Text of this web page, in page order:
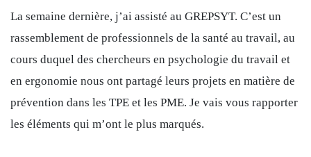
La semaine dernière, j’ai assisté au GREPSYT. C’est un
rassemblement de professionnels de la santé au travail, au
cours duquel des chercheurs en psychologie du travail et
en ergonomie nous ont partagé leurs projets en matière de
prévention dans les TPE et les PME. Je vais vous rapporter
les éléments qui m’ont le plus marqués.